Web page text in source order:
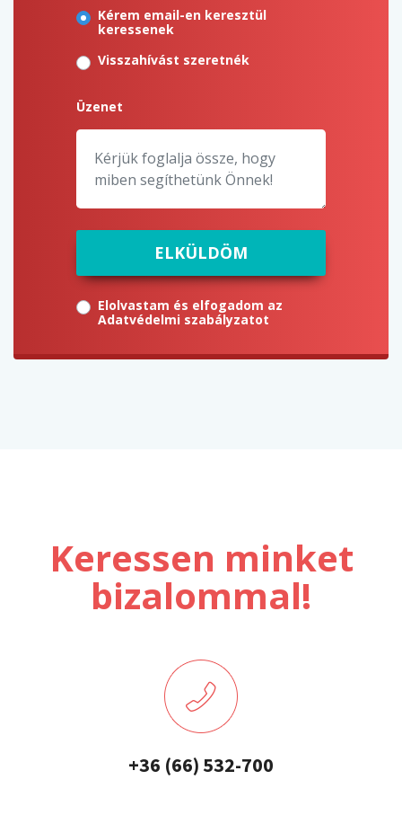
Kérem email-en keresztül
keressenek
Visszahívást szeretnék
Üzenet
ELKÜLDÖM
Elolvastam és elfogadom az
Adatvédelmi szabályzatot
Keressen minket
bizalommal!
+36 (66) 532-700